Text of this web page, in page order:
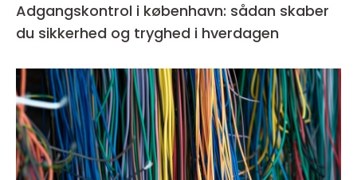
Adgangskontrol i københavn: sådan skaber
du sikkerhed og tryghed i hverdagen